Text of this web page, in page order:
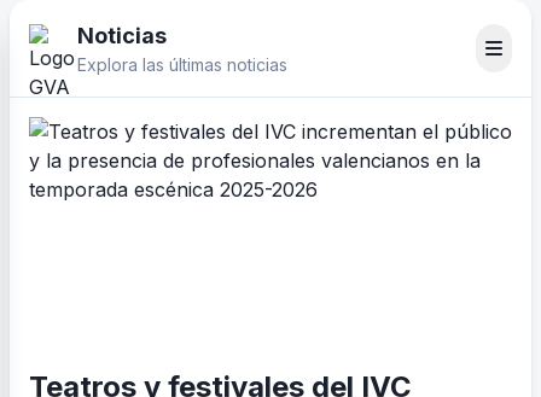
Noticias
Explora las últimas noticias
Teatros y festivales del IVC